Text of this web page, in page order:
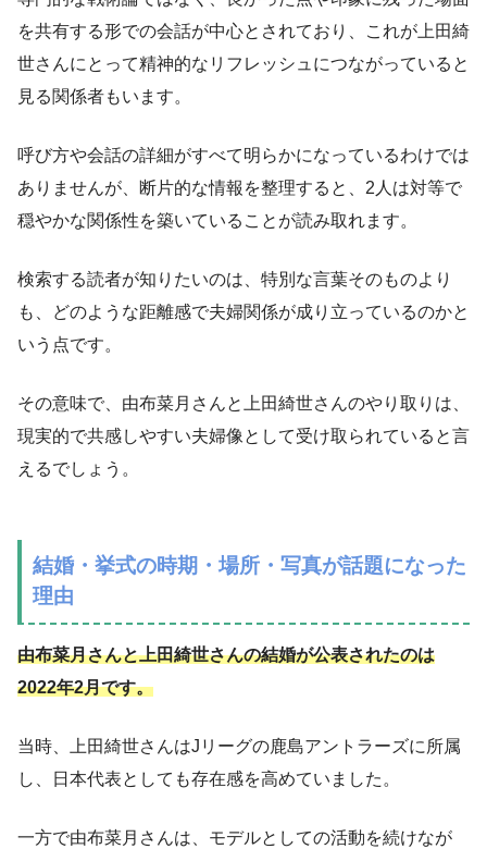
を共有する形での会話が中心とされており、これが上田綺
世さんにとって精神的なリフレッシュにつながっていると
見る関係者もいます。
呼び方や会話の詳細がすべて明らかになっているわけでは
ありませんが、断片的な情報を整理すると、2人は対等で
穏やかな関係性を築いていることが読み取れます。
検索する読者が知りたいのは、特別な言葉そのものより
も、どのような距離感で夫婦関係が成り立っているのかと
いう点です。
その意味で、由布菜月さんと上田綺世さんのやり取りは、
現実的で共感しやすい夫婦像として受け取られていると言
えるでしょう。
結婚・挙式の時期・場所・写真が話題になった
理由
由布菜月さんと上田綺世さんの結婚が公表されたのは
2022年2月です。
当時、上田綺世さんはJリーグの鹿島アントラーズに所属
し、日本代表としても存在感を高めていました。
一方で由布菜月さんは、モデルとしての活動を続けなが